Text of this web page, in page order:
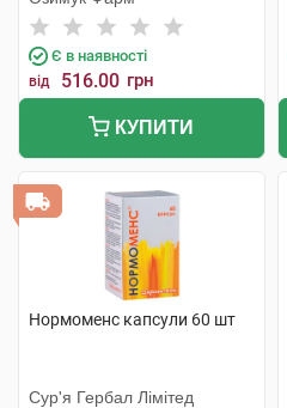
Є в наявності
від 516.00 грн
КУПИТИ
Нормоменс капсули 60 шт
Сур'я Гербал Лімітед